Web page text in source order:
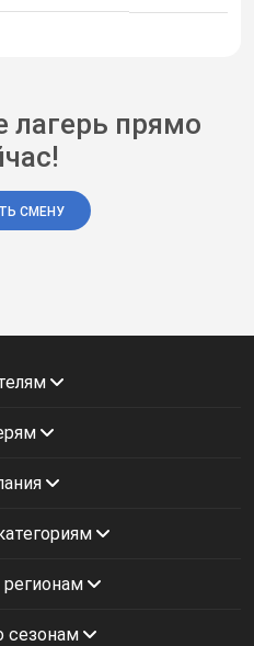
лагерь прямо
СМЕНУ
регионам
сезонам